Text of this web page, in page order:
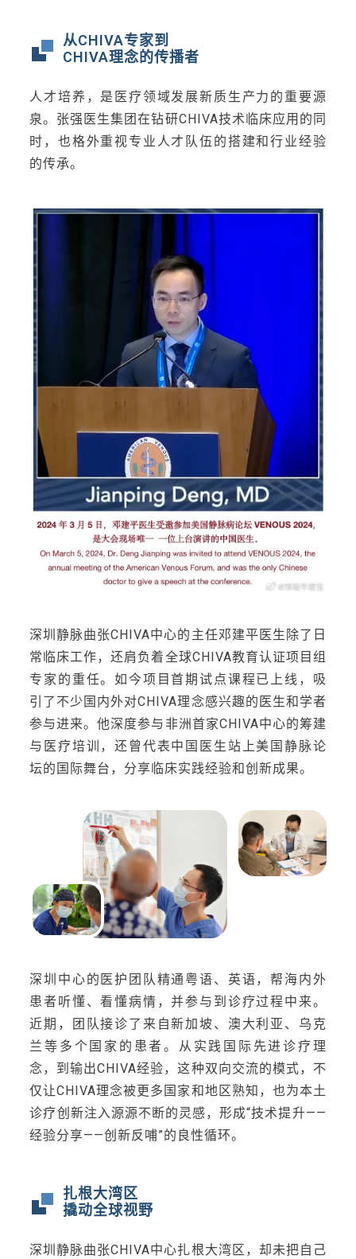
从CHIVA专家到
CHIVA理念的传播者
人才培养，是医疗领域发展新质生产力的重要源
泉。张强医生集团在钻研CHIVA技术临床应用的同
时，也格外重视专业人才队伍的搭建和行业经验
的传承。
深圳静脉曲张CHIVA中心的主任邓建平医生除了日
常临床工作，还肩负着全球CHIVA教育认证项目组
专家的重任。如今项目首期试点课程已上线，吸
引了不少国内外对CHIVA理念感兴趣的医生和学者
参与进来。他深度参与非洲首家CHIVA中心的筹建
与医疗培训，还曾代表中国医生站上美国静脉论
坛的国际舞台，分享临床实践经验和创新成果。
深圳中心的医护团队精通粤语、英语，帮海内外
患者听懂、看懂病情，并参与到诊疗过程中来。
近期，团队接诊了来自新加坡、澳大利亚、乌克
兰等多个国家的患者。从实践国际先进诊疗理
念，到输出CHIVA经验，这种双向交流的模式，不
仅让CHIVA理念被更多国家和地区熟知，也为本土
诊疗创新注入源源不断的灵感，形成“技术提升——
经验分享——创新反哺”的良性循环。
扎根大湾区
撬动全球视野
深圳静脉曲张CHIVA中心扎根大湾区，却未把自己